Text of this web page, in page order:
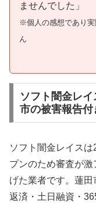
ませんでした」
※個人の感想であり
ん
ソフト闇金レ
市の被害報告付
ソフト闇金レイス
プンのため審査が
げた業者です。蓮
返済・土日融資・